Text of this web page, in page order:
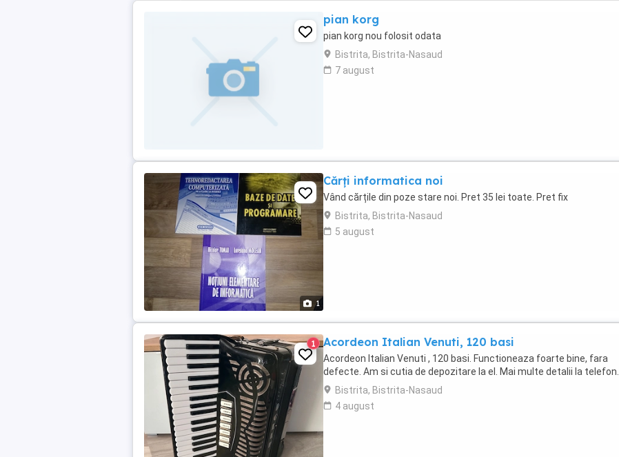
pian korg
pian korg nou folosit odata
Bistrita, Bistrita-Nasaud
7 august
1
Cărți informatica noi
Vând cărțile din poze stare noi. Pret 35 lei toate. Pret fix
Bistrita, Bistrita-Nasaud
5 august
1 Acordeon Italian Venuti, 120 basi
Acordeon Italian Venuti , 120 basi. Functioneaza foarte bine, fara
defecte. Am si cutia de depozitare la el. Mai multe detalii la telefon.
Bistrita, Bistrita-Nasaud
4 august